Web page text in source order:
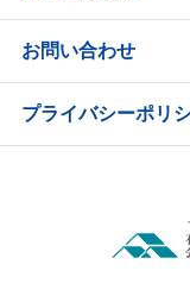
お問い合わせ
プライバシーポリ